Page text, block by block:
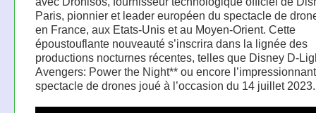
Paris, pionnier et leader européen du spectacle de
en France, aux Etats-Unis et au Moyen-Orient. Cette
époustouflante nouveauté s’inscrira dans la lignée des
productions nocturnes récentes, telles que Disney D-
Avengers: Power the Night** ou encore l’impressionnant
spectacle de drones joué à l’occasion du 14 juillet 2023.